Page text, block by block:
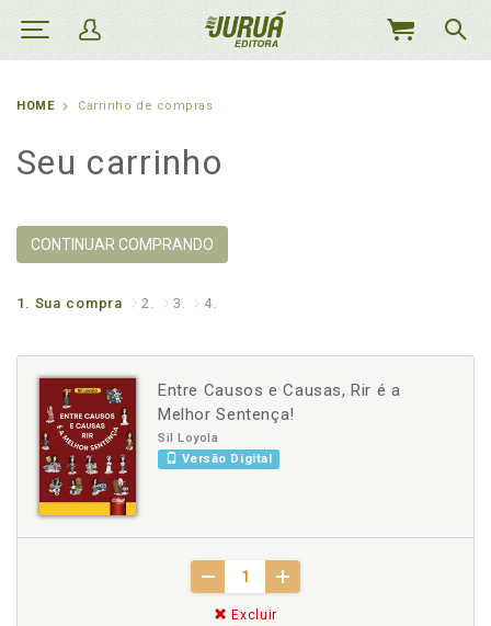
MEU
HOME Carrinho de compras
Seu carrinho
CONTINUAR COMPRANDO
1. Sua compra 2. 3. 4.
Entre Causos e Causas, Rir é a
Melhor Sentença!
Sil Loyola
Versão Digital
Excluir